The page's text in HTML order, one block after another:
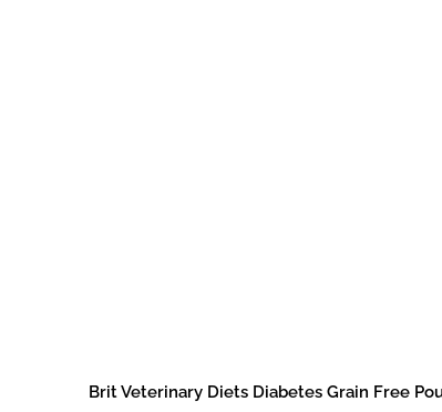
Brit Veterinary Diets Diabetes Grain Free